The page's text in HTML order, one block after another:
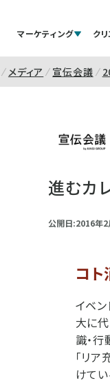
マーケティング ク
メディア 宣伝会議
進むカ
公開日:2016年2
コ
イベ
大に
識・
「リ
けてい